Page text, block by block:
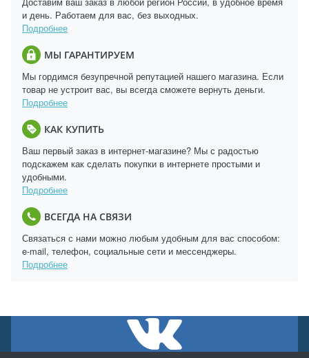
и день. Работаем для вас, без выходных.
Подробнее
МЫ ГАРАНТИРУЕМ
Мы гордимся безупречной репутацией нашего магазина. Если
товар не устроит вас, вы всегда сможете вернуть деньги.
Подробнее
КАК КУПИТЬ
Ваш первый заказ в интернет-магазине? Мы с радостью
подскажем как сделать покупки в интернете простыми и
удобными.
Подробнее
ВСЕГДА НА СВЯЗИ
Связаться с нами можно любым удобным для вас способом:
e-mail, телефон, социальные сети и мессенджеры.
Подробнее